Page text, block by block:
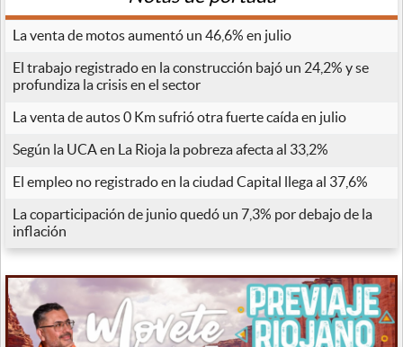
La venta de motos aumentó un 46,6% en julio
El trabajo registrado en la construcción bajó un 24,2% y se
profundiza la crisis en el sector
La venta de autos 0 Km sufrió otra fuerte caída en julio
Según la UCA en La Rioja la pobreza afecta al 33,2%
El empleo no registrado en la ciudad Capital llega al 37,6%
La coparticipación de junio quedó un 7,3% por debajo de la
inflación